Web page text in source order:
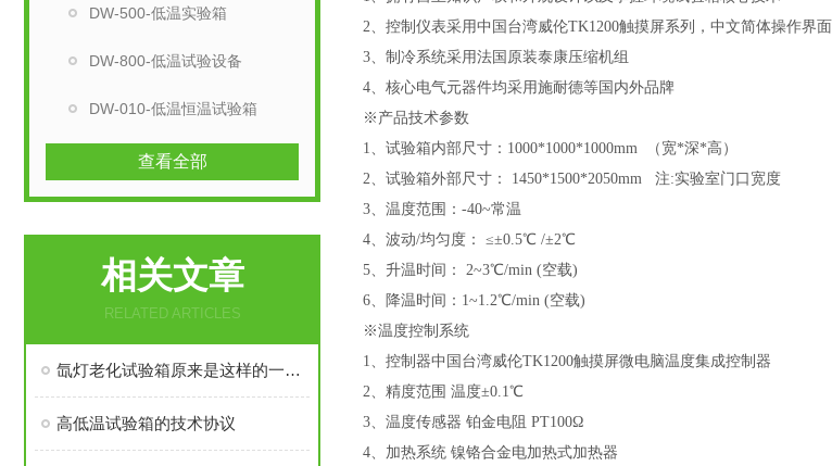
DW-500-低温实验箱
DW-800-低温试验设备
DW-010-低温恒温试验箱
查看全部
相关文章
RELATED ARTICLES
氙灯老化试验箱原来是这样的一款产品
高低温试验箱的技术协议
2、 控制仪表采用中国台湾威伦TK1200触摸屏系列， 中文简体操作界面
3、制冷系统采用法国原装泰康压缩机组
4、核心电气元器件均采用施耐德等国内外品牌
※产品技术参数
1、 试验箱内部尺寸： 1000*1000*1000mm （宽*深*高）
2、 试验箱外部尺寸：
1450*1500*2050mm 注:实验室门口宽度
3、 温度范围： -40~常温
4、 波动/均匀度： ≤±0.5℃ /±2℃
5、 升温时间：
2~3℃/min (空载)
6、
降温时间： 1~1.2℃/min (空载)
※温度控制系统
1、 控制器中国台湾威伦TK1200触摸屏微电脑温度集成控制器
2、 精度范围 温度±0.1℃
3、 温度传感器 铂金电阻 PT100Ω
4、 加热系统 镍铬合金电加热式加热器